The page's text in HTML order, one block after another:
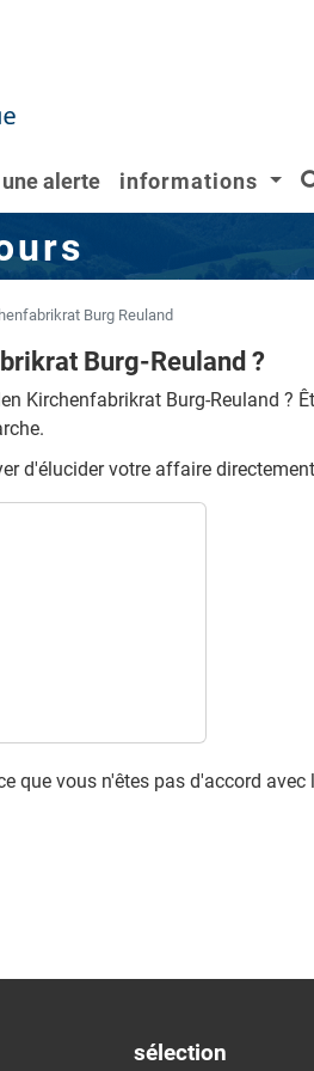
alerte informations
Burg Reuland
Burg-Reuland ?
Kirchenfabrikrat Burg-Reuland ?
d'élucider votre affaire
que vous n'êtes pas d'accord
sélection